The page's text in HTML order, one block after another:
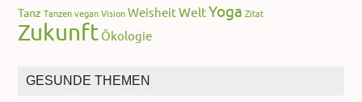
Tanz Tanzen vegan Vision WeisheitWeltYoga Zitat
Zukunft Ökologie
GESUNDE THEMEN